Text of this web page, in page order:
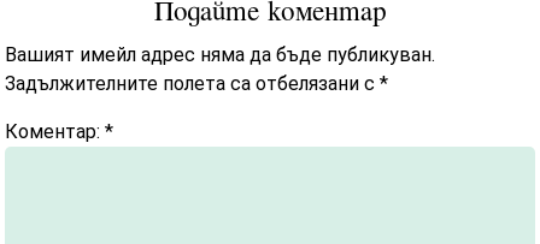
Подайте коментар
Вашият имейл адрес няма да бъде публикуван.
Задължителните полета са отбелязани с*
Коментар:*